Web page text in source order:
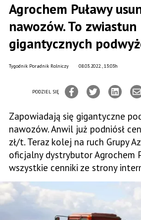
Agrochem Puławy
nawozów. To zwiastun
gigantycznych
08.03.2022., 13:03h
Tygodnik Poradnik Rolniczy
PODZIEL SIĘ
Zapowiadają się gigantyczne
nawozów. Anwil już podniósł
zł/t. Teraz kolej na ruch Grupy
oficjalny dystrybutor Agrochem
wszystkie cenniki ze strony